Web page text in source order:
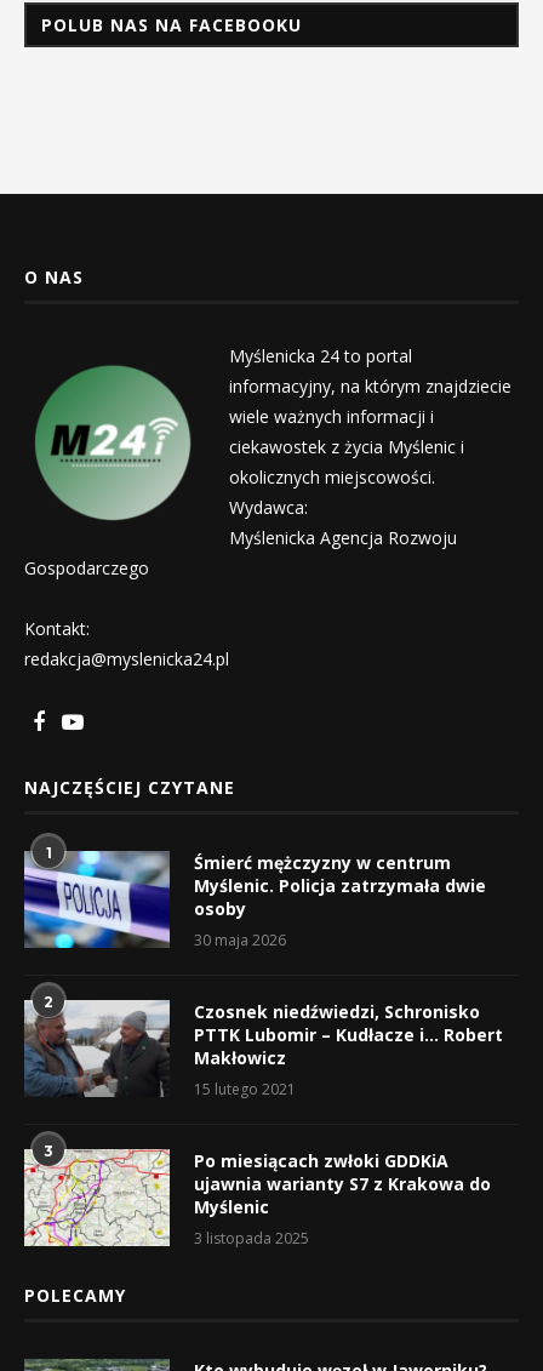
POLUB NAS NA FACEBOOKU
O NAS
Myślenicka 24 to portal
informacyjny, na którym znajdziecie
wiele ważnych informacji i
ciekawostek z życia Myślenic i
okolicznych miejscowości.
Wydawca:
Myślenicka Agencja Rozwoju
Gospodarczego
Kontakt:
redakcja@myslenicka24.pl
NAJCZĘŚCIEJ CZYTANE
1
Śmierć mężczyzny w centrum
Myślenic. Policja zatrzymała dwie
osoby
30 maja 2026
2
Czosnek niedźwiedzi, Schronisko
PTTK Lubomir – Kudłacze i… Robert
Makłowicz
15 lutego 2021
3
Po miesiącach zwłoki GDDKiA
ujawnia warianty S7 z Krakowa do
Myślenic
3 listopada 2025
POLECAMY